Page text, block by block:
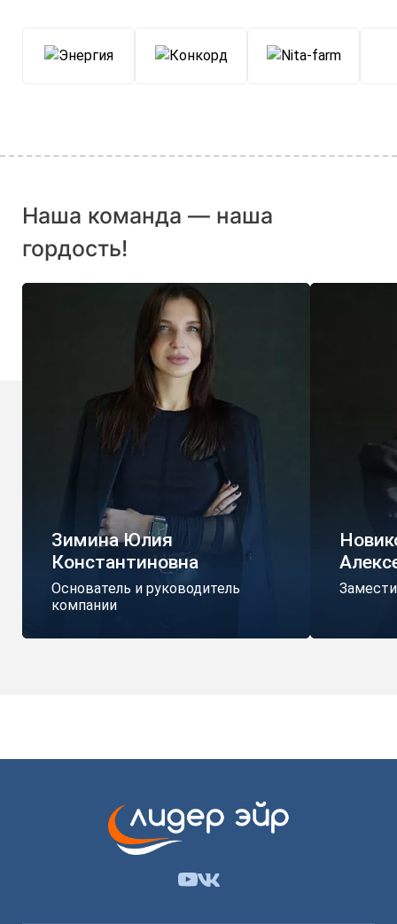
Наша команда — наша
гордость!
Зимина Юлия
Константиновна
Основатель и руководитель
компании